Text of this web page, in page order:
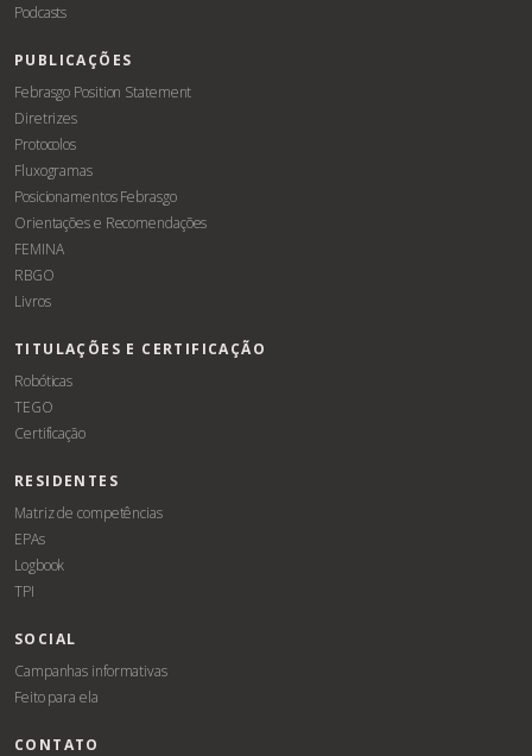
Podcasts
PUBLICAÇÕES
Febrasgo Position Statement
Diretrizes
Protocolos
Fluxogramas
Posicionamentos Febrasgo
Orientações e Recomendações
FEMINA
RBGO
Livros
TITULAÇÕES E CERTIFICAÇÃO
Robóticas
TEGO
Certificação
RESIDENTES
Matriz de competências
EPAs
Logbook
TPI
SOCIAL
Campanhas informativas
Feito para ela
CONTATO